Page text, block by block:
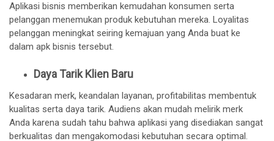
Aplikasi bisnis memberikan kemudahan konsumen serta
pelanggan menemukan produk kebutuhan mereka. Loyalitas
pelanggan meningkat seiring kemajuan yang Anda buat ke
dalam apk bisnis tersebut.
Daya Tarik Klien Baru
Kesadaran merk, keandalan layanan, profitabilitas membentuk
kualitas serta daya tarik. Audiens akan mudah melirik merk
Anda karena sudah tahu bahwa aplikasi yang disediakan sangat
berkualitas dan mengakomodasi kebutuhan secara optimal.